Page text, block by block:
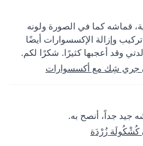
قماشه كما في الصورة ولونه
وإزالة الإكسسوارات أيضًا
وقد أعجبها كثيرًا. شكرًا لكم.
جري شِك مع أكسسوارات
جيد جداً، أنصح به.
كُشْكُولَة زُرْدَة